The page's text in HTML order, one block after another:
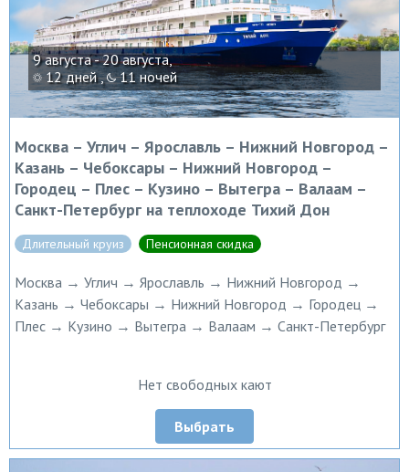
9 августа - 20 августа,
12 дней , 11 ночей
Москва – Углич – Ярославль – Нижний Новгород –
Казань – Чебоксары – Нижний Новгород –
Городец – Плес – Кузино – Вытегра – Валаам –
Санкт-Петербург на теплоходе Тихий Дон
Длительный круиз Пенсионная скидка
Москва → Углич → Ярославль → Нижний Новгород →
Казань → Чебоксары → Нижний Новгород → Городец →
Плес → Кузино → Вытегра → Валаам → Санкт-Петербург
Нет свободных кают
Выбрать